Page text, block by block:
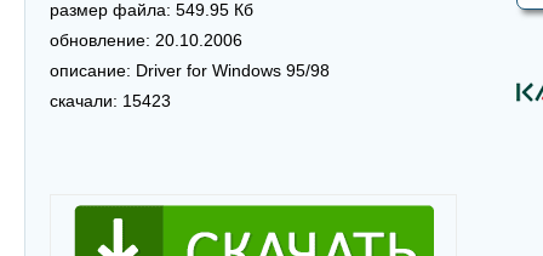
размер файла: 549.95 Кб
обновление: 20.10.2006
описание: Driver for Windows 95/98
скачали: 15423